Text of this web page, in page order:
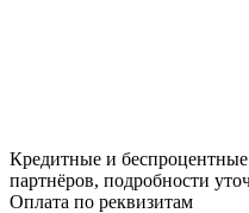
Кредитные и
партнёров, подробности
Оплата по реквизитам